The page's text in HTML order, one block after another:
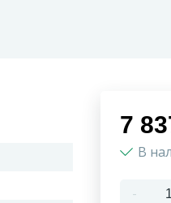
7
В
-